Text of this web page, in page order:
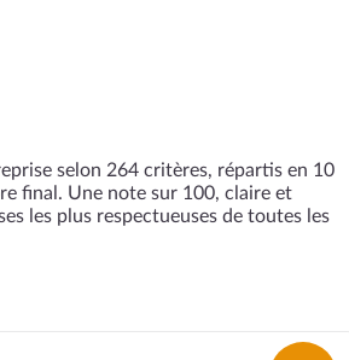
selon 264 critères, répartis en 10
final. Une note sur 100, claire et
les plus respectueuses de toutes les